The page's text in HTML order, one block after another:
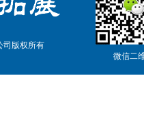
司版权所有
微信二